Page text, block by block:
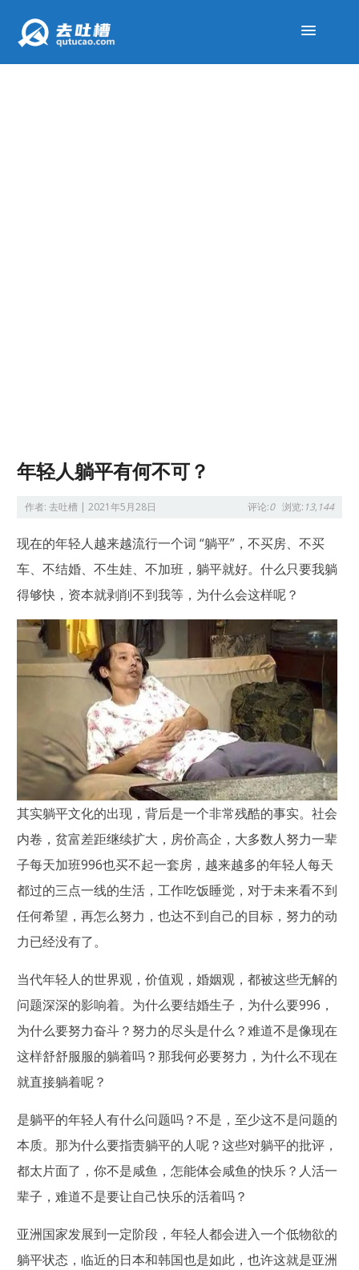
年轻人躺平有何不可？
作者:去吐槽 |2021年5月28日 评论:0 浏览: 13,144
现在的年轻人越来越流行一个词 “躺平”，不买房、不买
车、不结婚、不生娃、不加班，躺平就好。什么只要我躺
得够快，资本就剥削不到我等，为什么会这样呢？
其实躺平文化的出现，背后是一个非常残酷的事实。社会
内卷，贫富差距继续扩大，房价高企，大多数人努力一辈
子每天加班996也买不起一套房，越来越多的年轻人每天
都过的三点一线的生活，工作吃饭睡觉，对于未来看不到
任何希望，再怎么努力，也达不到自己的目标，努力的动
力已经没有了。
当代年轻人的世界观，价值观，婚姻观，都被这些无解的
问题深深的影响着。为什么要结婚生子，为什么要996，
为什么要努力奋斗？努力的尽头是什么？难道不是像现在
这样舒舒服服的躺着吗？那我何必要努力，为什么不现在
就直接躺着呢？
是躺平的年轻人有什么问题吗？不是，至少这不是问题的
本质。那为什么要指责躺平的人呢？这些对躺平的批评，
都太片面了，你不是咸鱼，怎能体会咸鱼的快乐？人活一
辈子，难道不是要让自己快乐的活着吗？
亚洲国家发展到一定阶段，年轻人都会进入一个低物欲的
躺平状态，临近的日本和韩国也是如此，也许这就是亚洲